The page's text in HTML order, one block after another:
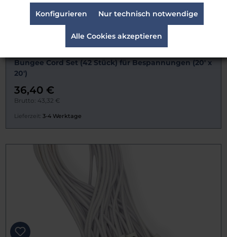
Bungee Cord Set (42 Stück) für Bespannungen (20' x
20')
36,40 €
Brutto: 43,32 €
Lieferzeit: 3-4 Werktage
Nur technisch notwendige
Konfigurieren
Alle Cookies akzeptieren